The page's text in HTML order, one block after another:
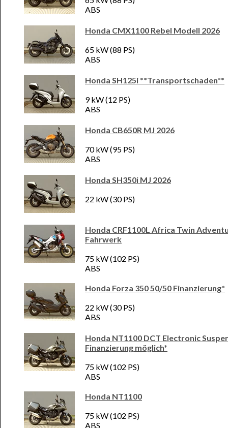
ABS
Honda CMX1100 Rebel Modell 2026
65 kW (88 PS)
ABS
Honda SH125i **Transportschaden**
9 kW (12 PS)
ABS
Honda CB650R MJ 2026
70 kW (95 PS)
ABS
Honda SH350i MJ 2026
22 kW (30 PS)
Honda CRF1100L Africa Twin
Fahrwerk
75 kW (102 PS)
ABS
Honda Forza 350 50/50 Finanzierung*
22 kW (30 PS)
ABS
Honda NT1100 DCT Electronic
Finanzierung möglich*
75 kW (102 PS)
ABS
Honda NT1100
75 kW (102 PS)
ABS